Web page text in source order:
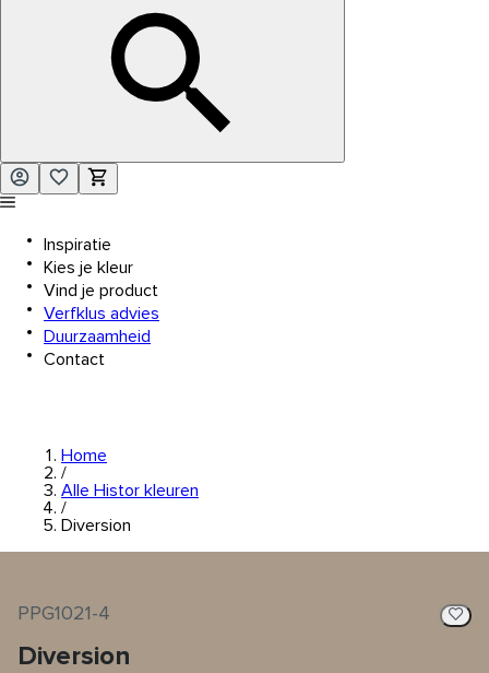
Inspiratie
Kies je kleur
Vind je product
Verfklus advies
Duurzaamheid
Contact
Home
/
Alle Histor kleuren
/
Diversion
PPG1021-4
Diversion